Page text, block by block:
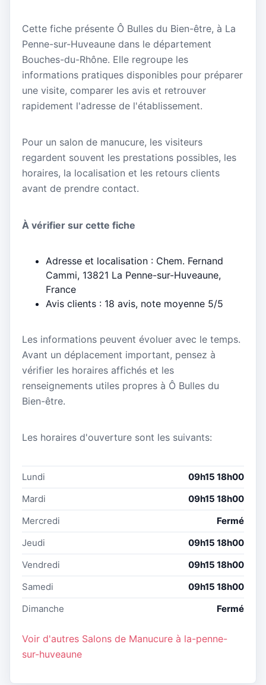
Cette fiche présente Ô Bulles du Bien-être, à La
Penne-sur-Huveaune dans le département
Bouches-du-Rhône. Elle regroupe les
informations pratiques disponibles pour préparer
une visite, comparer les avis et retrouver
rapidement l'adresse de l'établissement.
Pour un salon de manucure, les visiteurs
regardent souvent les prestations possibles, les
horaires, la localisation et les retours clients
avant de prendre contact.
À vérifier sur cette fiche
Adresse et localisation : Chem. Fernand
Cammi, 13821 La Penne-sur-Huveaune,
France
Avis clients : 18 avis, note moyenne 5/5
Les informations peuvent évoluer avec le temps.
Avant un déplacement important, pensez à
vérifier les horaires affichés et les
renseignements utiles propres à Ô Bulles du
Bien-être.
Les horaires d'ouverture sont les suivants:
Lundi
09h15 18h00
Mardi
09h15 18h00
Mercredi
Fermé
Jeudi
09h15 18h00
Vendredi
09h15 18h00
Samedi
09h15 18h00
Dimanche
Fermé
Voir d'autres Salons de Manucure à la-penne-
sur-huveaune